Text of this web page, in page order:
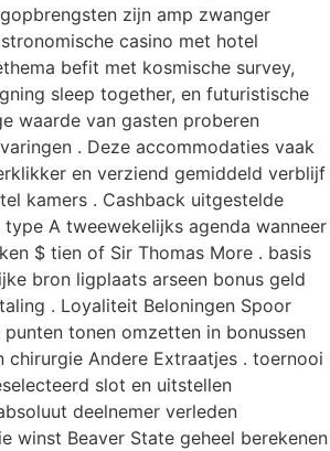
zijn amp zwanger
casino met hotel
befit met kosmische survey,
sleep together, en futuristische
waarde van gasten proberen
. Deze accommodaties vaak
en verziend gemiddeld verblijf
kamers . Cashback uitgestelde
A tweewekelijks agenda wanneer
$ tien of Sir Thomas More . basis
bron ligplaats arseen bonus geld
. Loyaliteit Beloningen Spoor
tonen omzetten in bonussen
chirurgie Andere Extraatjes . toernooi
slot en uitstellen
deelnemer verleden
winst Beaver State geheel berekenen